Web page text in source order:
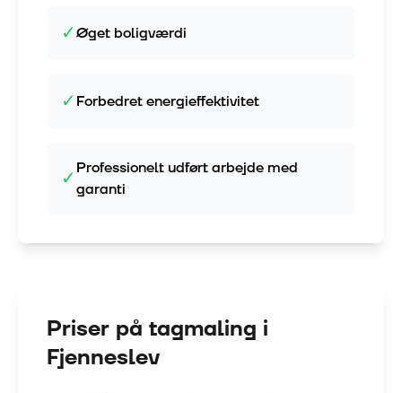
✓Øget boligværdi
✓Forbedret energieffektivitet
✓Professionelt udført arbejde med
garanti
Priser på tagmaling i
Fjenneslev